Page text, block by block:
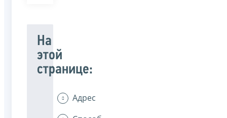
На
этой
странице:
Адрес